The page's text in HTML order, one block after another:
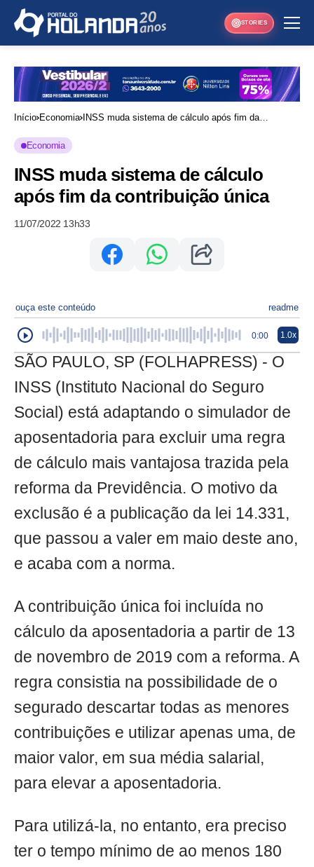
STORIES
Início Economia
INSS muda sistema de cálculo após fim da
Economia
INSS muda sistema de cálculo
após fim da contribuição única
11/07/2022 13h33
ouça este conteúdo readme
0:00 1.0x
SÃO PAULO, SP (FOLHAPRESS) - O
INSS (Instituto Nacional do Seguro
Social) está adaptando o simulador de
aposentadoria para excluir uma regra
de cálculo mais vantajosa trazida pela
reforma da Previdência. O motivo da
exclusão é a publicação da lei 14.331,
que passou a valer em maio deste ano,
e acaba com a norma.
A contribuição única foi incluída no
cálculo da aposentadoria a partir de 13
de novembro de 2019 com a reforma. A
regra consistia na possibilidade de o
segurado descartar todas as menores
contribuições e utilizar apenas uma, de
maior valor, em sua média salarial,
para elevar a aposentadoria.
Para utilizá-la, no entanto, era preciso
ter o tempo mínimo de ao menos 180